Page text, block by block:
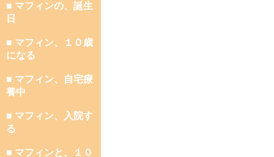
■ マフィンの、誕生
日
■ マフィン、１０歳
になる
■ マフィン、自宅療
養中
■ マフィン、入院す
る
■ マフィンと、１０